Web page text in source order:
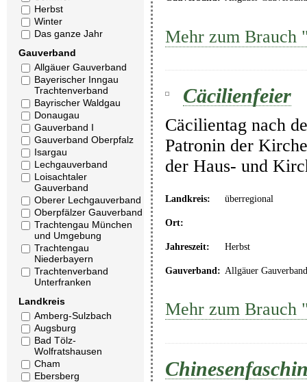
Herbst
Winter
Das ganze Jahr
Gauverband
Allgäuer Gauverband
Bayerischer Inngau
Trachtenverband
Bayrischer Waldgau
Donaugau
Gauverband I
Gauverband Oberpfalz
Isargau
Lechgauverband
Loisachtaler
Gauverband
Oberer Lechgauverband
Oberpfälzer Gauverband
Trachtengau München
und Umgebung
Trachtengau
Niederbayern
Trachtenverband
Unterfranken
Landkreis
Amberg-Sulzbach
Augsburg
Bad Tölz-
Wolfratshausen
Cham
Ebersberg
Mehr zum Brauch
Cäcilienfeier
Cäcilientag nach
Patronin der
der Haus- und
Landkreis: überregional
Ort:
Jahreszeit: Herbst
Gauverband: Allgäuer Gauverband
Mehr zum Brauch